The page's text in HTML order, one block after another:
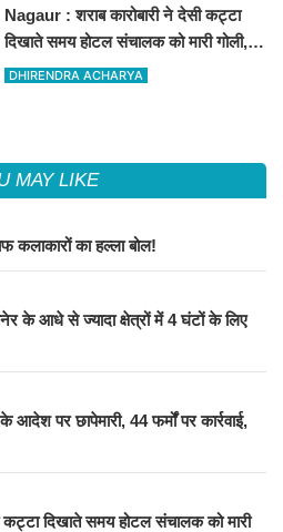
Nagaur : शराब कारोबारी ने देसी कट्टा
दिखाते समय होटल संचालक को मारी गोली,
जोधपुर रेफर करते समय एंबुलेंस पलटी, मौत
DHIRENDRA ACHARYA
MAY LIKE
कलाकारों का हल्ला बोल!
के आधे से ज्यादा क्षेत्रों में 4 घंटों के लिए
पर छापेमारी, 44 फर्मों पर कार्रवाई,
कट्टा दिखाते समय होटल संचालक को मारी